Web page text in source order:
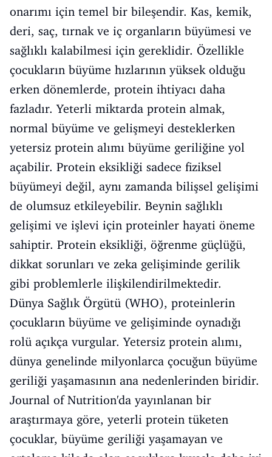
onarımı için temel bir bileşendir. Kas, kemik,
deri, saç, tırnak ve iç organların büyümesi ve
sağlıklı kalabilmesi için gereklidir. Özellikle
çocukların büyüme hızlarının yüksek olduğu
erken dönemlerde, protein ihtiyacı daha
fazladır. Yeterli miktarda protein almak,
normal büyüme ve gelişmeyi desteklerken
yetersiz protein alımı büyüme geriliğine yol
açabilir. Protein eksikliği sadece fiziksel
büyümeyi değil, aynı zamanda bilişsel gelişimi
de olumsuz etkileyebilir. Beynin sağlıklı
gelişimi ve işlevi için proteinler hayati öneme
sahiptir. Protein eksikliği, öğrenme güçlüğü,
dikkat sorunları ve zeka gelişiminde gerilik
gibi problemlerle ilişkilendirilmektedir.
Dünya Sağlık Örgütü (WHO), proteinlerin
çocukların büyüme ve gelişiminde oynadığı
rolü açıkça vurgular. Yetersiz protein alımı,
dünya genelinde milyonlarca çocuğun büyüme
geriliği yaşamasının ana nedenlerinden biridir.
Journal of Nutrition'da yayınlanan bir
araştırmaya göre, yeterli protein tüketen
çocuklar, büyüme geriliği yaşamayan ve